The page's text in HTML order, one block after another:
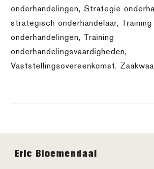
onderhandelingen, Strategie
strategisch onderhandelaar,
Training
onderhandelingen,
Training
onderhandelingsvaardigheden,
Vaststellingsovereenkomst,
Footer
Eric Bloemendaal